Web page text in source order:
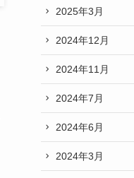
2025年3月
2024年12月
2024年11月
2024年7月
2024年6月
2024年3月